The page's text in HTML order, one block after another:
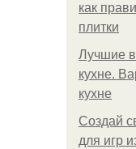
как
плитки
Лучшие
кухне.
кухне
Создай
для игр